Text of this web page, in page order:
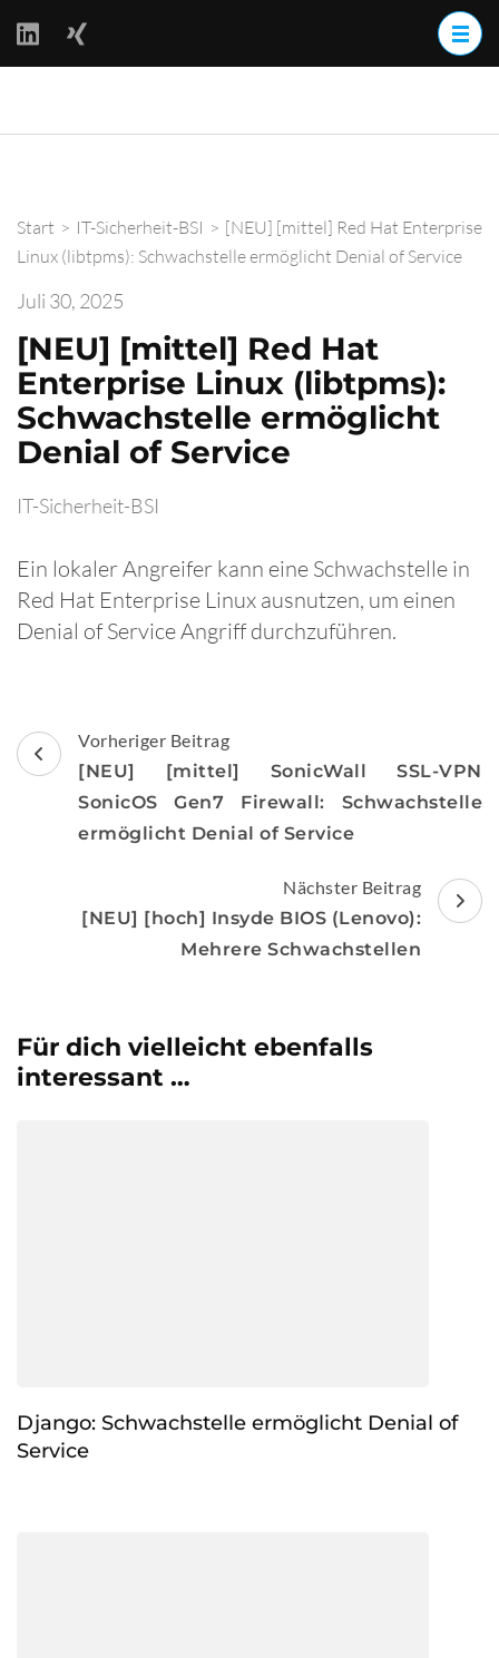
Inhalt
springen
drücken)
Start > IT-Sicherheit-BSI > [NEU] [mittel] Red Hat Enterprise
Linux (libtpms): Schwachstelle ermöglicht Denial of Service
Juli 30, 2025
[NEU] [mittel] Red Hat
Enterprise Linux (libtpms):
Schwachstelle ermöglicht
Denial of Service
IT-Sicherheit-BSI
Ein lokaler Angreifer kann eine Schwachstelle in
Red Hat Enterprise Linux ausnutzen, um einen
Denial of Service Angriff durchzuführen.
Beitragsnavigation
Vorheriger Beitrag
[NEU] [mittel] SonicWall SSL-VPN
SonicOS Gen7 Firewall: Schwachstelle
ermöglicht Denial of Service
Nächster Beitrag
[NEU] [hoch] Insyde BIOS (Lenovo):
Mehrere Schwachstellen
Für dich vielleicht ebenfalls
interessant …
Django: Schwachstelle ermöglicht Denial of
Service